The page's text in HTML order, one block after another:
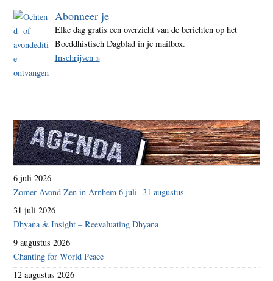
Abonneer je
Elke dag gratis een overzicht van de berichten op het
Boeddhistisch Dagblad in je mailbox.
Inschrijven »
6 juli 2026
Zomer Avond Zen in Arnhem 6 juli -31 augustus
31 juli 2026
Dhyana & Insight – Reevaluating Dhyana
9 augustus 2026
Chanting for World Peace
12 augustus 2026